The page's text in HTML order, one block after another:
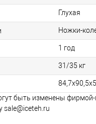
Глухая
Ножки-
1 год
31/35 кг
быть изменены
sale@iceteh.ru